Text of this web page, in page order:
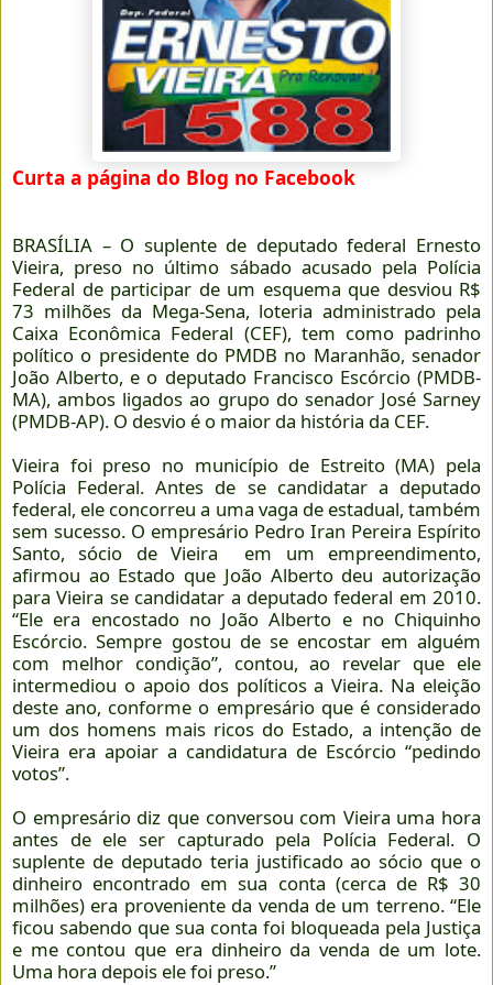
Curta a página do Blog no Facebook
BRASÍLIA – O suplente de deputado federal Ernesto
Vieira, preso no último sábado acusado pela Polícia
Federal de participar de um esquema que desviou R$
73 milhões da Mega-Sena, loteria administrado pela
Caixa Econômica Federal (CEF), tem como padrinho
político o presidente do PMDB no Maranhão, senador
João Alberto, e o deputado Francisco Escórcio (PMDB-
MA), ambos ligados ao grupo do senador José Sarney
(PMDB-AP). O desvio é o maior da história da CEF.
Vieira foi preso no município de Estreito (MA) pela
Polícia Federal. Antes de se candidatar a deputado
federal, ele concorreu a uma vaga de estadual, também
sem sucesso. O empresário Pedro Iran Pereira Espírito
Santo, sócio de Vieira em um empreendimento,
afirmou ao Estado que João Alberto deu autorização
para Vieira se candidatar a deputado federal em 2010.
“Ele era encostado no João Alberto e no Chiquinho
Escórcio. Sempre gostou de se encostar em alguém
com melhor condição”, contou, ao revelar que ele
intermediou o apoio dos políticos a Vieira. Na eleição
deste ano, conforme o empresário que é considerado
um dos homens mais ricos do Estado, a intenção de
Vieira era apoiar a candidatura de Escórcio “pedindo
votos”.
O empresário diz que conversou com Vieira uma hora
antes de ele ser capturado pela Polícia Federal. O
suplente de deputado teria justificado ao sócio que o
dinheiro encontrado em sua conta (cerca de R$ 30
milhões) era proveniente da venda de um terreno. “Ele
ficou sabendo que sua conta foi bloqueada pela Justiça
e me contou que era dinheiro da venda de um lote.
Uma hora depois ele foi preso.”